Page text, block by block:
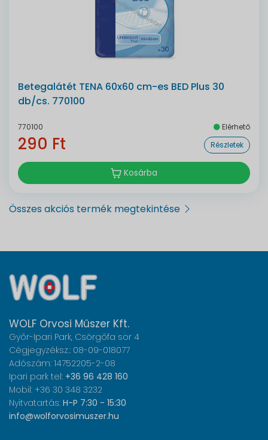
Betegalátét TENA 60x60 cm-es BED Plus 30
db/cs. 770100
770100 Elérhető
290 Ft Részletek
Kosárba
Összes akciós termék megtekintése
WOLF Orvosi Műszer Kft.
Győr-Ipari Park, Csörgőfa sor 4
Cégjegyzéksz.: 08-09-018077
Adószám: 14752205-2-08
Ipari park tel: +36 96 428 160
Mobil: +36 30 348 3232
Nyitvatartás: H-P 7:30 - 15:30
info@wolforvosimuszer.hu